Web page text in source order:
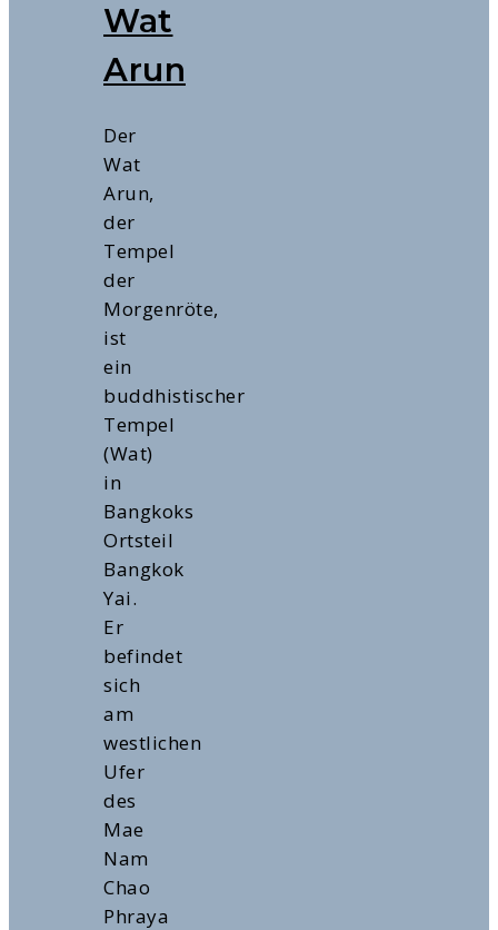
Wat
Arun
Der
Wat
Arun,
der
Tempel
der
Morgenröte,
ist
ein
buddhistischer
Tempel
(Wat)
in
Bangkoks
Ortsteil
Bangkok
Yai.
Er
befindet
sich
am
westlichen
Ufer
des
Mae
Nam
Chao
Phraya